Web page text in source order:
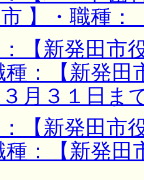
】・職種：
【新発田市
種：【新発田
月３１日ま
【新発田市
種：【新発田